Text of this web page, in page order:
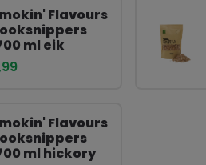
Flavours
ml eik
Flavours
ml hickory